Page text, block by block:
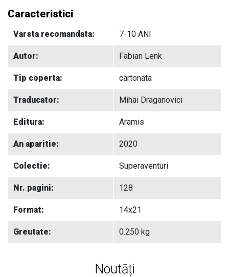
Caracteristici
Varsta recomandata: 7-10 ANI
Autor: Fabian Lenk
Tip coperta: cartonata
Traducator: Mihai Draganovici
Editura: Aramis
An aparitie: 2020
Colectie: Superaventuri
Nr. pagini: 128
Format: 14x21
Greutate: 0.250 kg
Noutāți